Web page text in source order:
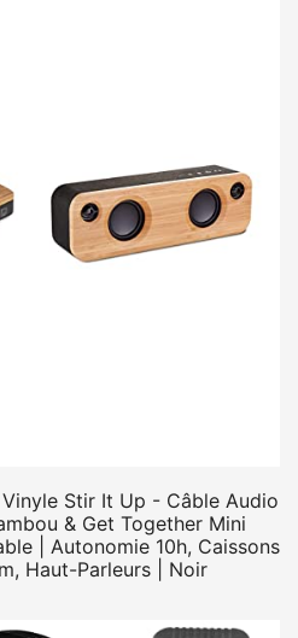
Stir It Up - Câble Audio
& Get Together Mini
| Autonomie 10h, Caissons
Haut-Parleurs | Noir